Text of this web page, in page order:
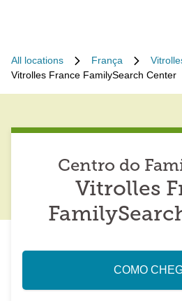
All locations França
Vitrolles France FamilySearch Center
Centro do
Vitrolles
COMO